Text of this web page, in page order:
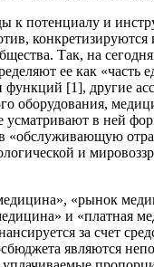
к потенциалу и
Так, на
ее как «часть
[1], другие
оборудования,
усматривают в ней
«обслуживающую
и
«рынок
и «платная
за счет
являются